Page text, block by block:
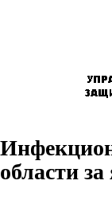
области